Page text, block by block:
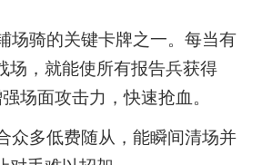
场骑的关键卡牌之一。每当有
场，就能使所有报告兵获得
场面攻击力，快速抢血。
众多低费随从，能瞬间清场并